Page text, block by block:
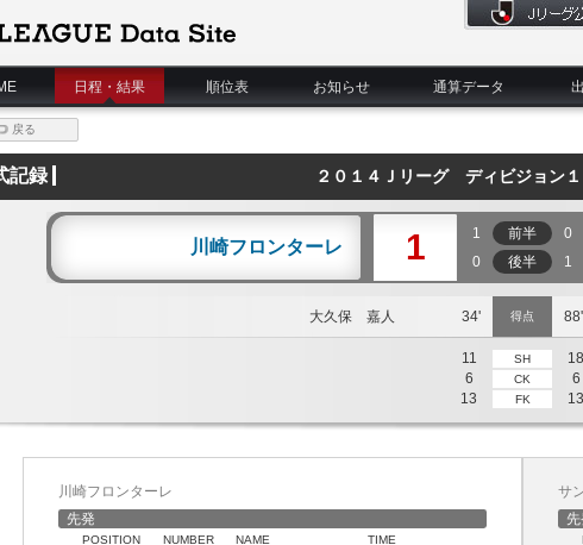
Data Site
日程・結果 順位表 お知らせ 通算データ
戻る
記録 ２０１４Ｊリーグ ディビジョン
川崎フロンターレ 1 1 前半
0
0
後半 1
大久保 嘉人 34' 得点
11 SH
18
6
CK
6
13
FK 13
川崎フロンターレ
先発
POSITION NUMBER NAME TIME
サ